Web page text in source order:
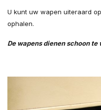
U kunt uw wapen uiteraard
ophalen.
De wapens dienen schoon